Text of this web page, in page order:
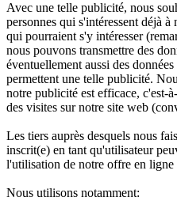
Avec une telle publicité, nous
personnes qui s'intéressent déjà
qui pourraient s'y intéresser
nous pouvons transmettre des
éventuellement aussi des
permettent une telle publicité.
notre publicité est efficace, c'est-
des visites sur notre site web
Les tiers auprès desquels nous
inscrit(e) en tant qu'utilisateur
l'utilisation de notre offre en
Nous utilisons notamment: